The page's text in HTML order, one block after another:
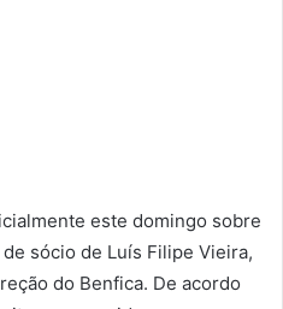
este domingo sobre
sócio de Luís Filipe Vieira,
do Benfica. De acordo